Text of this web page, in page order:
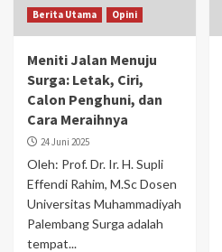
Berita Utama Opini
Meniti Jalan Menuju
Surga: Letak, Ciri,
Calon Penghuni, dan
Cara Meraihnya
24 Juni 2025
Oleh: Prof. Dr. Ir. H. Supli
Effendi Rahim, M.Sc Dosen
Universitas Muhammadiyah
Palembang Surga adalah
tempat...